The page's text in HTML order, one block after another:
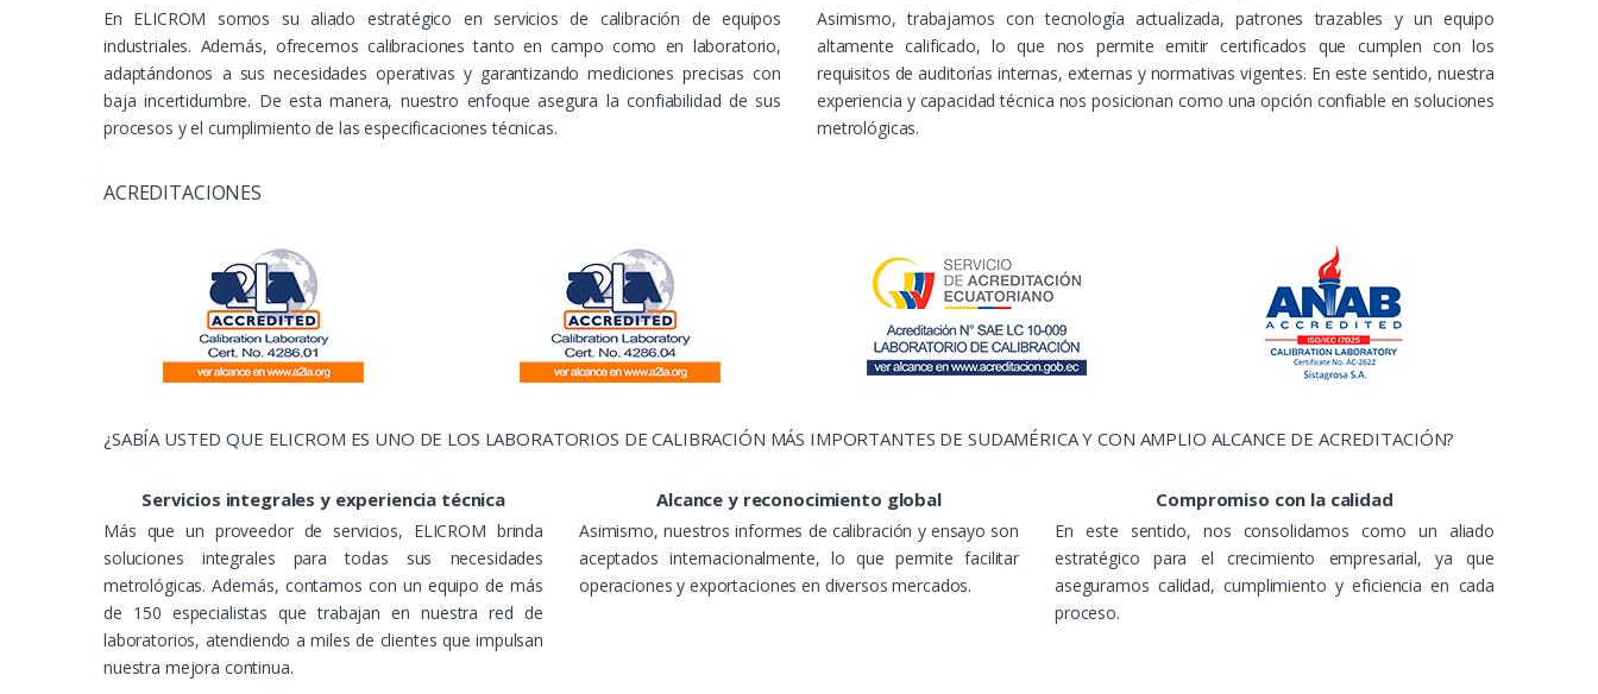
En ELICROM somos su aliado estratégico en servicios de calibración de equipos
industriales. Además, ofrecemos calibraciones tanto en campo como en laboratorio,
adaptándonos a sus necesidades operativas y garantizando mediciones precisas con
baja incertidumbre. De esta manera, nuestro enfoque asegura la confiabilidad de sus
procesos y el cumplimiento de las especificaciones técnicas.
Asimismo, trabajamos con tecnología actualizada, patrones trazables y un equipo
altamente calificado, lo que nos permite emitir certificados que cumplen con los
requisitos de auditorías internas, externas y normativas vigentes. En este sentido, nuestra
experiencia y capacidad técnica nos posicionan como una opción confiable en soluciones
metrológicas.
ACREDITACIONES
¿SABÍA USTED QUE ELICROM ES UNO DE LOS LABORATORIOS DE CALIBRACIÓN MÁS IMPORTANTES DE SUDAMÉRICA Y CON AMPLIO ALCANCE DE ACREDITACIÓN?
Servicios integrales y experiencia técnica
Más que un proveedor de servicios, ELICROM brinda
soluciones integrales para todas sus necesidades
metrológicas. Además, contamos con un equipo de más
de 150 especialistas que trabajan en nuestra red de
laboratorios, atendiendo a miles de clientes que impulsan
nuestra mejora continua.
Alcance y reconocimiento global
Asimismo, nuestros informes de calibración y ensayo son
aceptados internacionalmente, lo que permite facilitar
operaciones y exportaciones en diversos mercados.
Compromiso con la calidad
En este sentido, nos consolidamos como un aliado
estratégico para el crecimiento empresarial, ya que
aseguramos calidad, cumplimiento y eficiencia en cada
proceso.